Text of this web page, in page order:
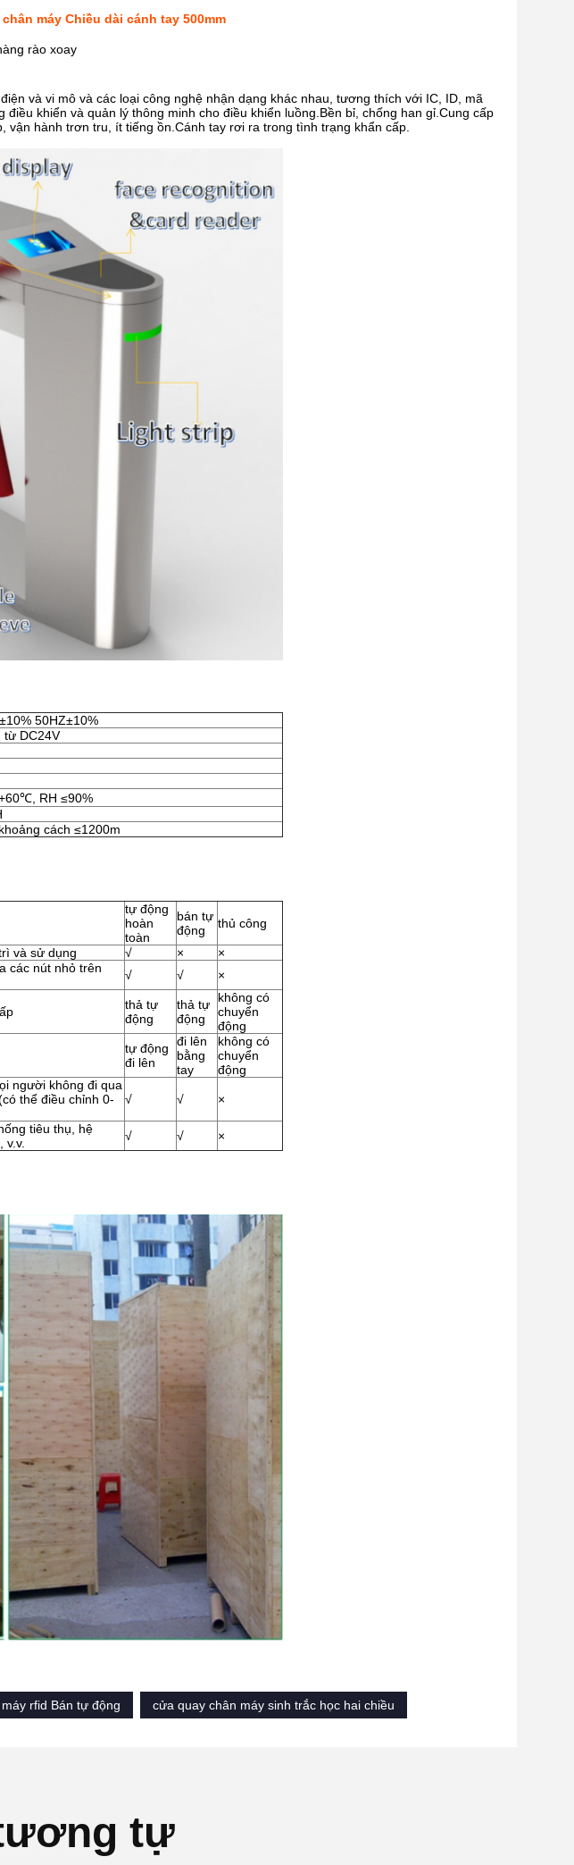
máy Chiều dài cánh tay 500mm
rào xoay
và vi mô và các loại công nghệ nhận dạng khác nhau, tương thích với IC, ID, mã
điều khiển và quản lý thông minh cho điều khiển luồng.Bền bỉ, chống han gỉ.Cung cấp
hành trơn tru, ít tiếng ồn.Cánh tay rơi ra trong tình trạng khẩn cấp.
50HZ±10%
từ DC24V
RH ≤90%
cách ≤1200m
tự động
hoàn
toàn
bán tự
động
thủ công
và sử dụng √ ×
×
các nút nhỏ trên
√ √ ×
thả tự
động
thả tự
động
không có
chuyển
động
tự động
đi lên
đi lên
bằng
tay
không có
chuyển
động
người không đi qua
thể điều chỉnh 0-
√ √ ×
tiêu thụ, hệ
v.v.
√ √ ×
rfid Bán tự động cửa quay chân máy sinh trắc học hai chiều
tự